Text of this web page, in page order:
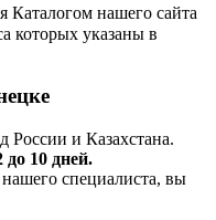
Каталогом нашего сайта
которых указаны в
России и Казахстана.
до 10 дней.
специалиста, вы